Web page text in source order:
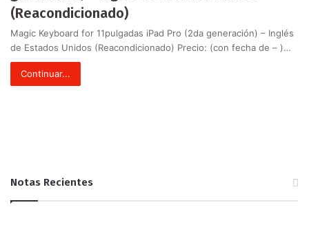
(Reacondicionado)
Magic Keyboard for 11pulgadas iPad Pro (2da generación) – Inglés
de Estados Unidos (Reacondicionado) Precio: (con fecha de – )…
Continuar...
Notas Recientes